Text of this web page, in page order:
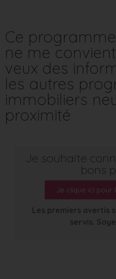
Ce
ne me
veux des
les autres
immobiliers
proximité
Je souhaite
bons
Je clique ici pour
Les premiers avertis
servis.